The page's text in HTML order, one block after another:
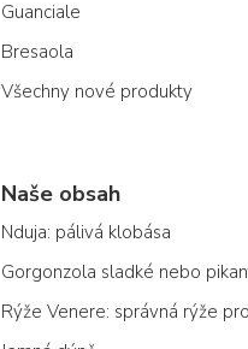
Guanciale
Bresaola
Všechny nové produkty
Naše obsah
Nduja: pálivá klobása
Gorgonzola sladké nebo
Rýže Venere: správná rýže